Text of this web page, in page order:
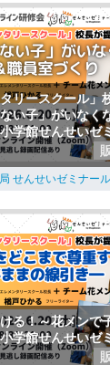
リースクール」
い子」がいなく
学館せんせいゼ
せんせいゼミナー
る！～花メンで
学館せんせいゼ